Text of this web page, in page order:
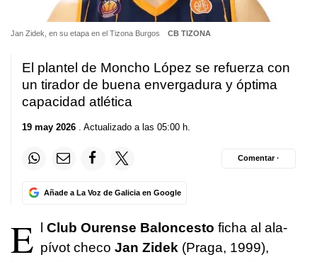
Jan Zidek, en su etapa en el Tizona Burgos CB TIZONA
El plantel de Moncho López se refuerza con
un tirador de buena envergadura y óptima
capacidad atlética
19 may 2026 . Actualizado a las 05:00 h.
Añade a La Voz de Galicia en Google
Comentar ·
E l Club Ourense Baloncesto ficha al ala-
pívot checo Jan Zidek (Praga, 1999),